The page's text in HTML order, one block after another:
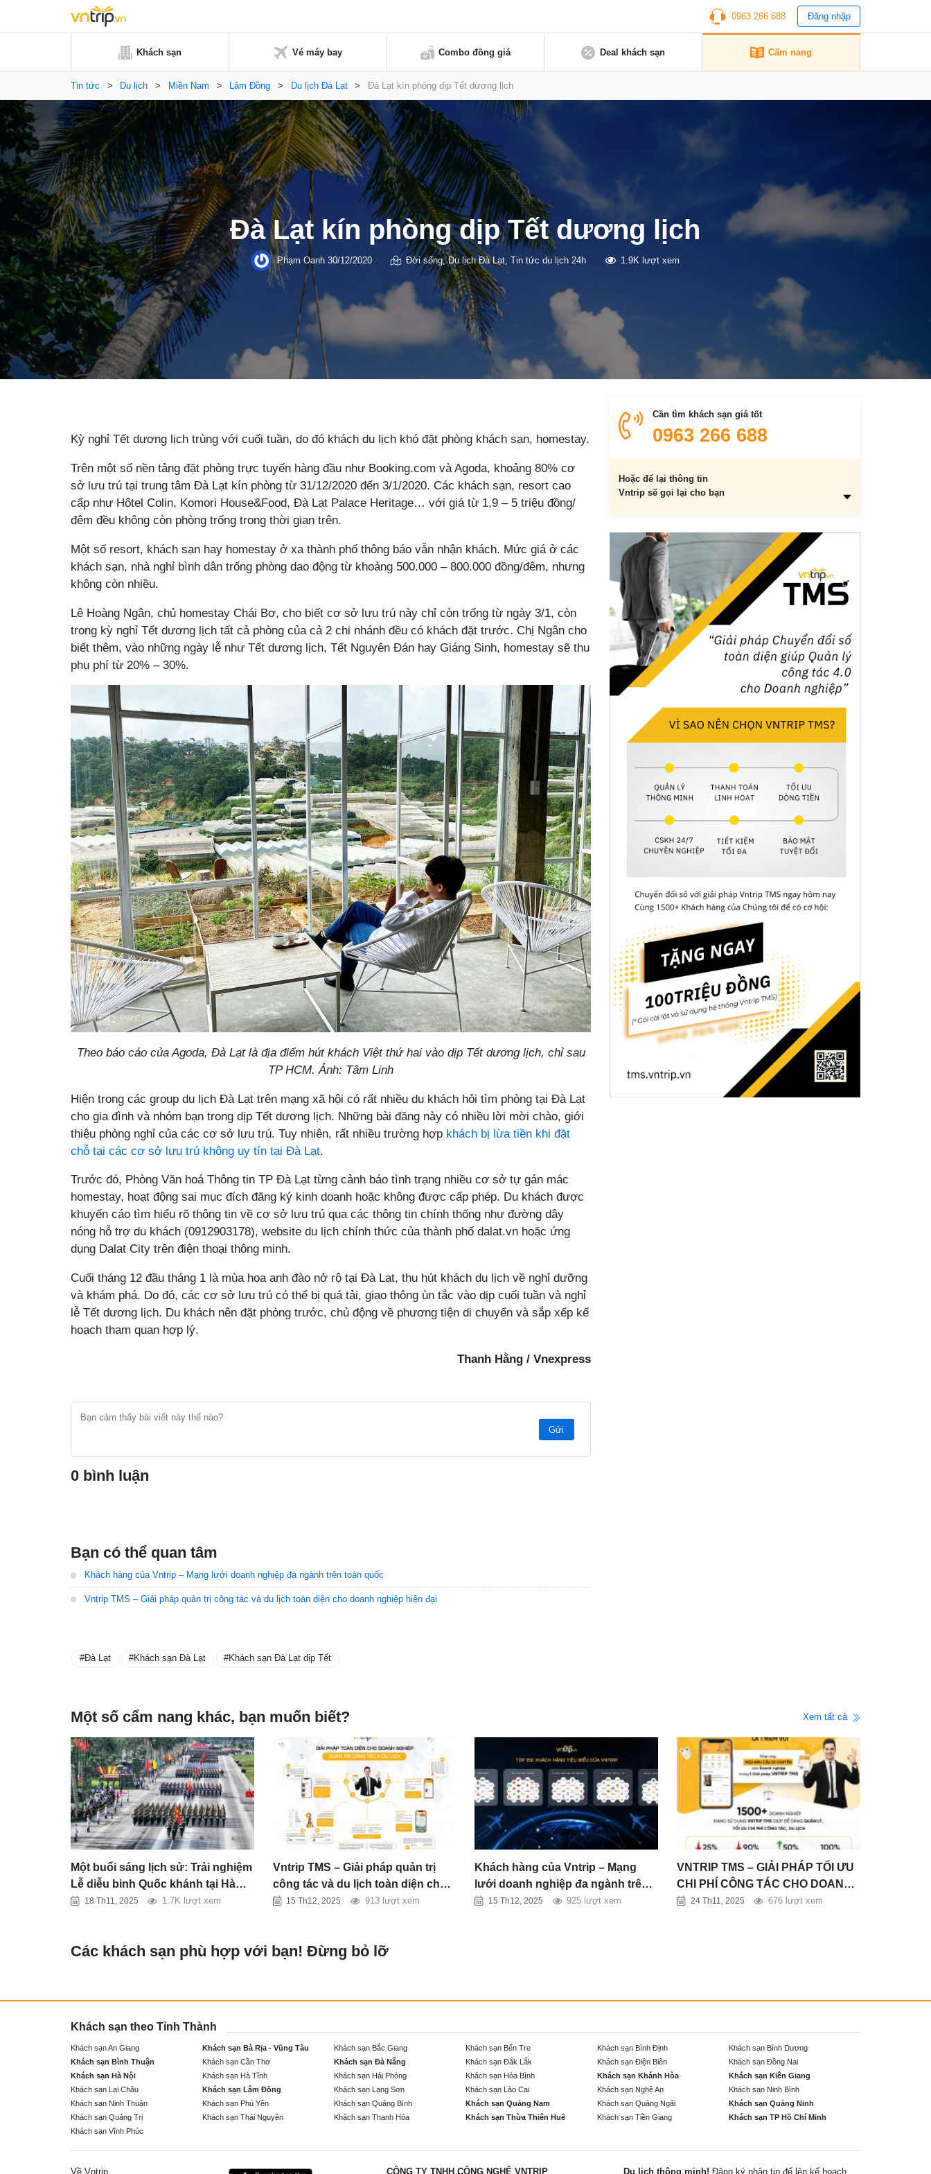
0963 266 688 Đăng nhập
Khách sạn Vé máy bay Combo đồng giá Deal khách sạn Cẩm nang
Tin tức > Du lịch > Miền Nam > Lâm Đồng > Du lịch Đà Lạt > Đà Lạt kín phòng dịp Tết dương lịch
Đà Lạt kín phòng dịp Tết dương lịch
Phạm Oanh30/12/2020 Đời sống,Du lịch Đà Lạt ,Tin tức du lịch 24h 1.9K lượt xem
Kỳ nghỉ Tết dương lịch trùng với cuối tuần, do đó khách du lịch khó đặt phòng khách sạn, homestay.
Trên một số nền tảng đặt phòng trực tuyến hàng đầu như Booking.com và Agoda, khoảng 80% cơ
sở lưu trú tại trung tâm Đà Lạt kín phòng từ 31/12/2020 đến 3/1/2020. Các khách sạn, resort cao
cấp như Hôtel Colin, Komori House&Food, Đà Lạt Palace Heritage… với giá từ 1,9 – 5 triệu đồng/
đêm đều không còn phòng trống trong thời gian trên.
Một số resort, khách sạn hay homestay ở xa thành phố thông báo vẫn nhận khách. Mức giá ở các
khách sạn, nhà nghỉ bình dân trống phòng dao động từ khoảng 500.000 – 800.000 đồng/đêm, nhưng
không còn nhiều.
Lê Hoàng Ngân, chủ homestay Chái Bơ, cho biết cơ sở lưu trú này chỉ còn trống từ ngày 3/1, còn
trong kỳ nghỉ Tết dương lịch tất cả phòng của cả 2 chi nhánh đều có khách đặt trước. Chị Ngân cho
biết thêm, vào những ngày lễ như Tết dương lịch, Tết Nguyên Đán hay Giáng Sinh, homestay sẽ thu
phụ phí từ 20% – 30%.
Theo báo cáo của Agoda, Đà Lạt là địa điểm hút khách Việt thứ hai vào dịp Tết dương lịch, chỉ sau
TP HCM. Ảnh: Tâm Linh
Hiện trong các group du lịch Đà Lạt trên mạng xã hội có rất nhiều du khách hỏi tìm phòng tại Đà Lạt
cho gia đình và nhóm bạn trong dịp Tết dương lịch. Những bài đăng này có nhiều lời mời chào, giới
thiệu phòng nghỉ của các cơ sở lưu trú. Tuy nhiên, rất nhiều trường hợp khách bị lừa tiền khi đặt
chỗ tại các cơ sở lưu trú không uy tín tại Đà Lạt.
Trước đó, Phòng Văn hoá Thông tin TP Đà Lạt từng cảnh báo tình trạng nhiều cơ sở tự gán mác
homestay, hoạt động sai mục đích đăng ký kinh doanh hoặc không được cấp phép. Du khách được
khuyến cáo tìm hiểu rõ thông tin về cơ sở lưu trú qua các thông tin chính thống như đường dây
nóng hỗ trợ du khách (0912903178), website du lịch chính thức của thành phố dalat.vn hoặc ứng
dụng Dalat City trên điện thoại thông minh.
Cuối tháng 12 đầu tháng 1 là mùa hoa anh đào nở rộ tại Đà Lạt, thu hút khách du lịch về nghỉ dưỡng
và khám phá. Do đó, các cơ sở lưu trú có thể bị quá tải, giao thông ùn tắc vào dịp cuối tuần và nghỉ
lễ Tết dương lịch. Du khách nên đặt phòng trước, chủ động về phương tiện di chuyển và sắp xếp kế
hoạch tham quan hợp lý.
Thanh Hằng / Vnexpress
Gửi
0 bình luận
Bạn có thể quan tâm
Khách hàng của Vntrip – Mạng lưới doanh nghiệp đa ngành trên toàn quốc
Vntrip TMS – Giải pháp quản trị công tác và du lịch toàn diện cho doanh nghiệp hiện đại
Đà Lạt Khách sạn Đà Lạt Khách sạn Đà Lạt dịp Tết
Cần tìm khách sạn giá tốt
0963 266 688
Hoặc để lại thông tin
Vntrip sẽ gọi lại cho bạn
Một số cẩm nang khác, bạn muốn biết? Xem tất cả
Một buổi sáng lịch sử: Trải nghiệm
Lễ diễu binh Quốc khánh tại Hà
Nội18 Th11, 2025 1.7K lượt xem
Vntrip TMS – Giải pháp quản trị
công tác và du lịch toàn diện cho
doanh nghiệp hiện đại
15 Th12, 2025 913 lượt xem
Khách hàng của Vntrip – Mạng
lưới doanh nghiệp đa ngành trên
toàn quốc
15 Th12, 2025 925 lượt xem
VNTRIP TMS – GIẢI PHÁP TỐI ƯU
CHI PHÍ CÔNG TÁC CHO DOANH
NGHIỆP
24 Th11, 2025 676 lượt xem
Các khách sạn phù hợp với bạn! Đừng bỏ lỡ
Khách sạn theo Tỉnh Thành
Khách sạn An Giang Khách sạn Bà Rịa - Vũng Tàu Khách sạn Bắc Giang Khách sạn Bến Tre Khách sạn Bình Định
Khách sạn Bình Dương
Khách sạn Bình Thuận
Khách sạn Cần Thơ Khách sạn Đà Nẵng Khách sạn Đắk Lắk Khách sạn Điện Biên
Khách sạn Đồng Nai
Khách sạn Hà Nội
Khách sạn Hà Tĩnh Khách sạn Hải Phòng Khách sạn Hòa Bình Khách sạn Khánh Hòa
Khách sạn Kiên Giang
Khách sạn Lai Châu
Khách sạn Lâm Đồng Khách sạn Lạng Sơn Khách sạn Lào Cai Khách sạn Nghệ An
Khách sạn Ninh Bình
Khách sạn Ninh Thuận
Khách sạn Phú Yên Khách sạn Quảng Bình Khách sạn Quảng Nam Khách sạn Quảng Ngãi
Khách sạn Quảng Ninh
Khách sạn Quảng Trị
Khách sạn Thái Nguyên Khách sạn Thanh Hóa Khách sạn Thừa Thiên Huế Khách sạn Tiền Giang
Khách sạn TP Hồ Chí Minh
Khách sạn Vĩnh Phúc
Về Vntrip CÔNG TY TNHH CÔNG NGHỆ VNTRIP Du lịch thông minh! Đăng ký nhận tin để lên kế hoạch